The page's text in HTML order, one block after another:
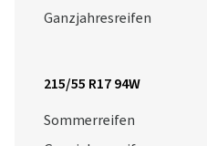
Ganzjahresreifen
215/55 R17 94W
Sommerreifen